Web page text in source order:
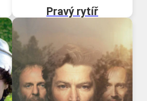
Pravý rytíř